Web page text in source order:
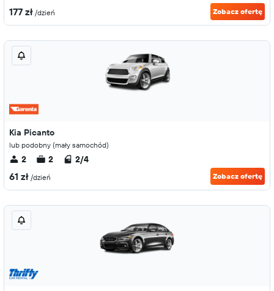
177 zł /dzień Zobacz ofertę
Kia Picanto
lub podobny (mały samochód)
2 2 2/4
61 zł /dzień Zobacz ofertę